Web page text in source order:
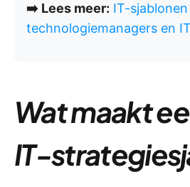
➡️ Lees meer: IT-
technologiemanagers en
Wat maakt
IT-